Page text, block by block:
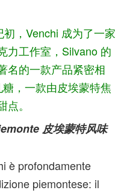
，Venchi 成为了一家
力工作室，Silvano 的
名的一款产品紧密相
，一款由皮埃蒙特焦
。
皮埃蒙特风味
è profondamente
piemontese: il